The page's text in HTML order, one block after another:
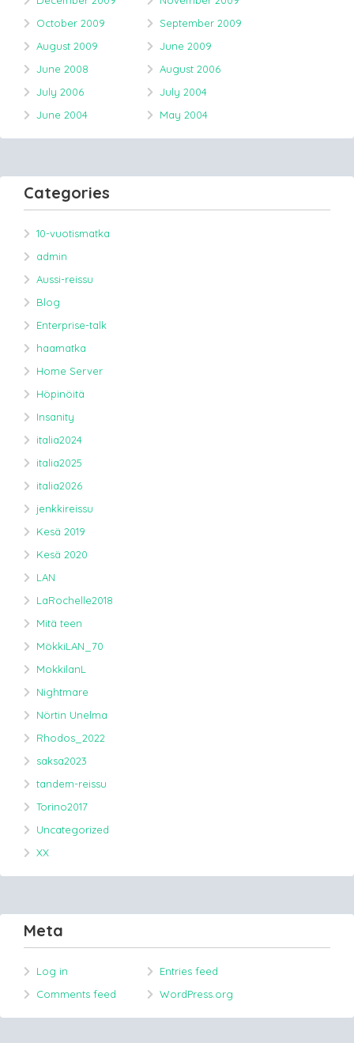
October 2009
September 2009
August 2009
June 2009
June 2008
August 2006
July 2006
July 2004
June 2004
May 2004
Categories
10-vuotismatka
admin
Aussi-reissu
Blog
Enterprise-talk
haamatka
Home Server
Höpinöitä
Insanity
italia2024
italia2025
italia2026
jenkkireissu
Kesä 2019
Kesä 2020
LAN
LaRochelle2018
Mitä teen
MökkiLAN_70
MokkilanL
Nightmare
Nörtin Unelma
Rhodos_2022
saksa2023
tandem-reissu
Torino2017
Uncategorized
XX
Meta
Log in
Entries feed
Comments feed
WordPress.org